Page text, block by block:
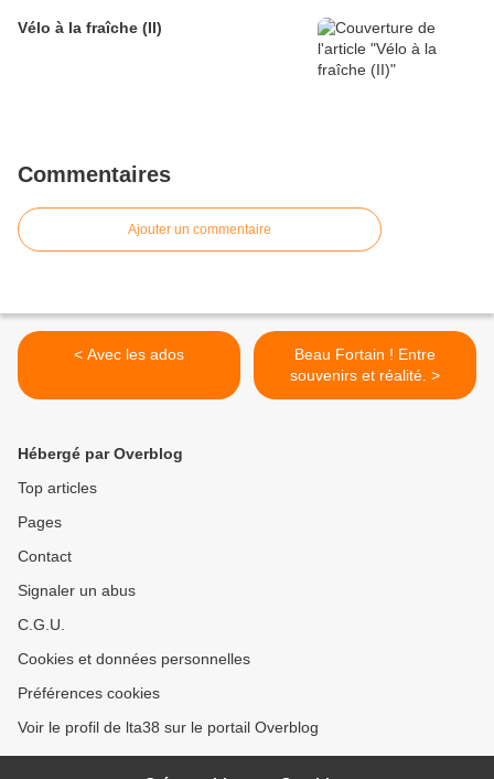
Vélo à la fraîche (II)
Commentaires
Ajouter un commentaire
< Avec les ados
Beau Fortain ! Entre
souvenirs et réalité. >
Hébergé par Overblog
Top articles
Pages
Contact
Signaler un abus
C.G.U.
Cookies et données personnelles
Préférences cookies
Voir le profil de lta38 sur le portail Overblog